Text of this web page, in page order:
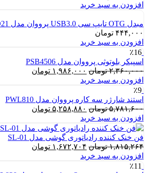
افزودن به سبد خرید
مبدل OTG تایپ سی USB3.0 پرووان مدل PCO21
۴۴۴,۰۰۰ تومان
افزودن به سبد خرید
٪16
اسپیکر بلوتوثی پرووان مدل PSB4506
۲,۳۶۰,۰۰۰ تومان قیمت
اصلی:
بود.
۱,۹۸۶,۰۰۰ تومان
افزودن به سبد خرید
٪9
استند شارژر سه کاره پرووان مدل PWL810
۵,۷۸۱,۶۰۰ تومان قیمت
اصلی:
۵,۷۸۱,۶۰۰ تومان
بود.
۵,۲۵۸,۸۸۰ تومان
۵,۲۵۸,۸۸۰ تومان.
افزودن به سبد خرید
فن خنک کننده رادیاتوری گوشی مدل SL-01
۱,۸۱۵,۲۶۴ تومان قیمت
اصلی:
۱,۶۷۲,۷۰۴ تومان
افزودن به سبد خرید
٪11